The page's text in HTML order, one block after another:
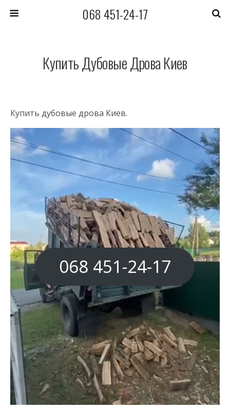
068 451-24-17
Купить Дубовые Дрова Киев
Купить дубовые дрова Киев.
068 451-24-17